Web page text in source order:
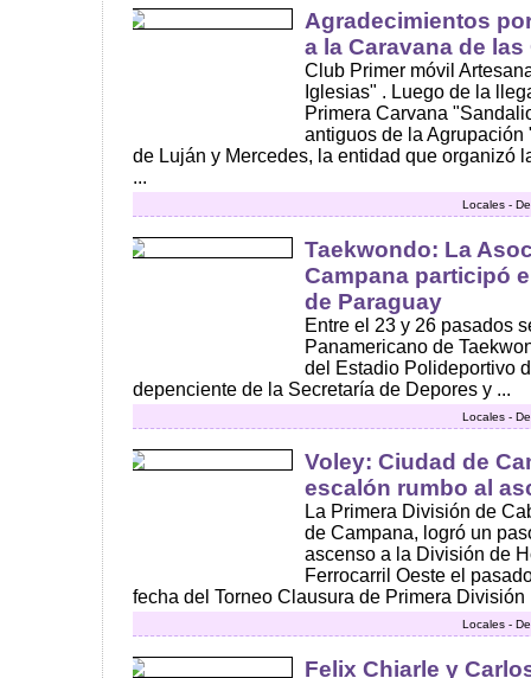
Agradecimientos
a la Caravana de
Club Primer móvil
Iglesias" . Luego de la
Primera Carvana
antiguos de la
de Luján y Mercedes, la entidad que organizó
...
Locales -
Taekwondo: La
Campana participó
de Paraguay
Entre el 23 y 26 pasados
Panamericano de
del Estadio Polideportivo
depenciente de la Secretaría de Depores y ...
Locales -
Voley: Ciudad de
escalón rumbo al
La Primera División de
de Campana, logró un
ascenso a la División de
Ferrocarril Oeste el
fecha del Torneo Clausura de Primera División
Locales -
Felix Chiarle y